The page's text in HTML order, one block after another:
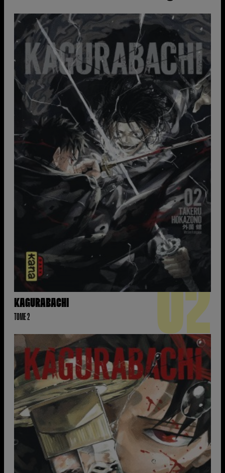
KAGURABACHI
TOME 2 02